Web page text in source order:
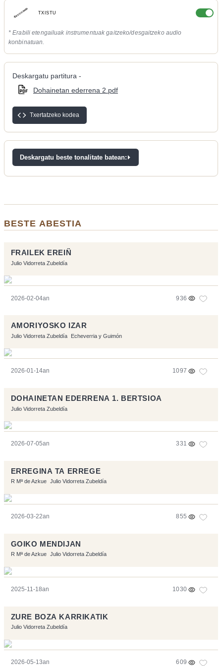
TXISTU
* Erabili etengailuak instrumentuak gaitzeko/desgaitzeko audio
konbinatuan.
Deskargatu partitura -
Dohainetan ederrena 2.pdf
Txertatzeko kodea
Deskargatu beste tonalitate batean:
BESTE ABESTIA
FRAILEK EREIÑ
Julio Vidorreta Zubeldía
2026-02-04an 936
AMORIYOSKO IZAR
Julio Vidorreta Zubeldía Echeverria y Guimón
2026-01-14an 1097
DOHAINETAN EDERRENA 1. BERTSIOA
Julio Vidorreta Zubeldía
2026-07-05an 331
ERREGINA TA ERREGE
R Mª de Azkue Julio Vidorreta Zubeldía
2026-03-22an 855
GOIKO MENDIJAN
R Mª de Azkue Julio Vidorreta Zubeldía
2025-11-18an 1030
ZURE BOZA KARRIKATIK
Julio Vidorreta Zubeldía
2026-05-13an 609